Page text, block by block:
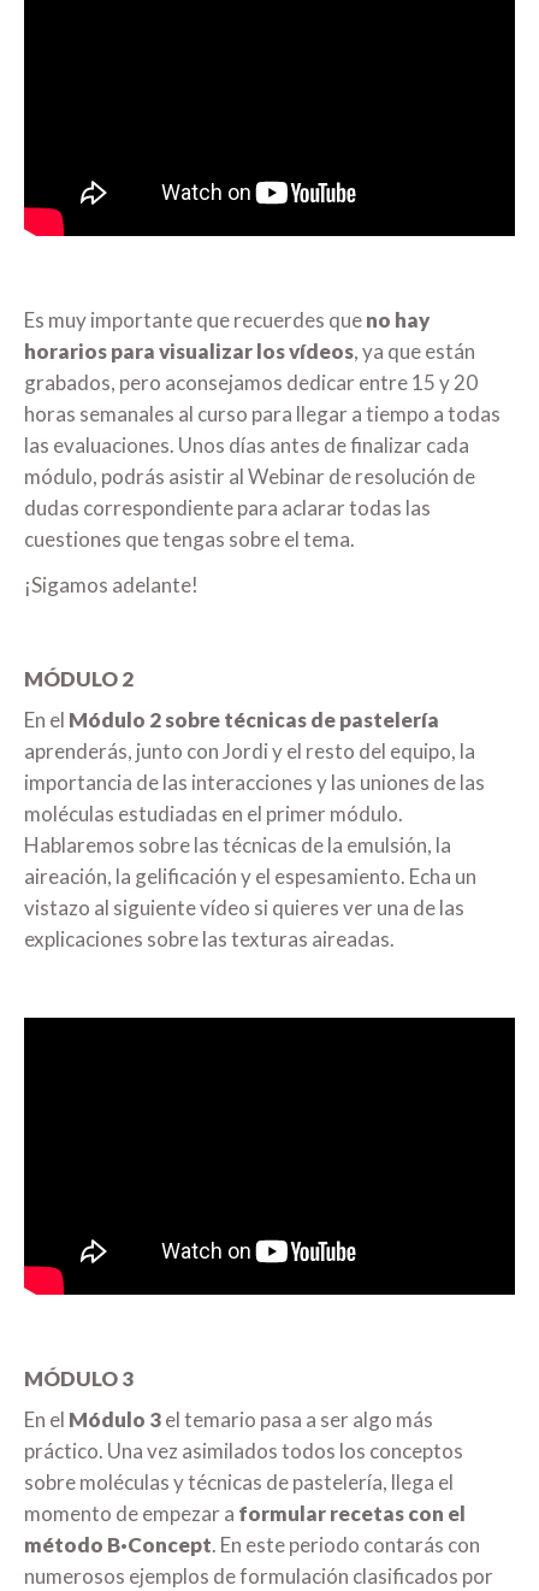
Es muy importante que recuerdes queno hay
horarios para visualizar los vídeos, ya que están
grabados, pero aconsejamos dedicar entre 15 y 20
horas semanales al curso para llegar a tiempo a todas
las evaluaciones. Unos días antes de finalizar cada
módulo, podrás asistir al Webinar de resolución de
dudas correspondiente para aclarar todas las
cuestiones que tengas sobre el tema.
¡Sigamos adelante!
MÓDULO 2
En el Módulo 2 sobre técnicas de pastelería
aprenderás, junto con Jordi y el resto del equipo, la
importancia de las interacciones y las uniones de las
moléculas estudiadas en el primer módulo.
Hablaremos sobre las técnicas de la emulsión, la
aireación, la gelificación y el espesamiento. Echa un
vistazo al siguiente vídeo si quieres ver una de las
explicaciones sobre las texturas aireadas.
MÓDULO 3
En el Módulo 3el temario pasa a ser algo más
práctico. Una vez asimilados todos los conceptos
sobre moléculas y técnicas de pastelería, llega el
momento de empezar a formular recetas con el
método B·Concept. En este periodo contarás con
numerosos ejemplos de formulación clasificados por